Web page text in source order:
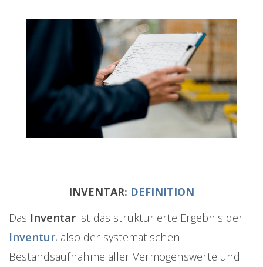
INVENTAR: DEFINITION
Das Inventar ist das strukturierte Ergebnis der
Inventur, also der systematischen
Bestandsaufnahme aller Vermögenswerte und